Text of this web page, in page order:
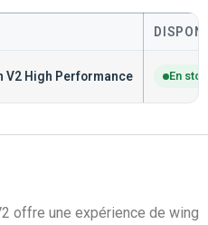
V2 High Performance En
offre une expérience de wing